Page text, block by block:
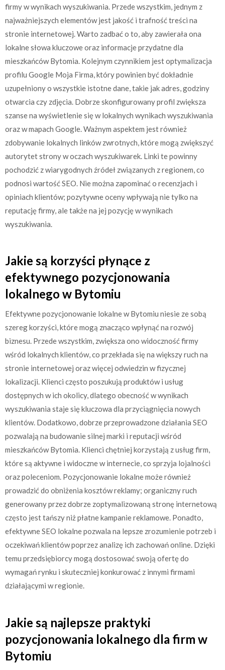
firmy w wynikach wyszukiwania. Przede wszystkim, jednym z
najważniejszych elementów jest jakość i trafność treści na
stronie internetowej. Warto zadbać o to, aby zawierała ona
lokalne słowa kluczowe oraz informacje przydatne dla
mieszkańców Bytomia. Kolejnym czynnikiem jest optymalizacja
profilu Google Moja Firma, który powinien być dokładnie
uzupełniony o wszystkie istotne dane, takie jak adres, godziny
otwarcia czy zdjęcia. Dobrze skonfigurowany profil zwiększa
szanse na wyświetlenie się w lokalnych wynikach wyszukiwania
oraz w mapach Google. Ważnym aspektem jest również
zdobywanie lokalnych linków zwrotnych, które mogą zwiększyć
autorytet strony w oczach wyszukiwarek. Linki te powinny
pochodzić z wiarygodnych źródeł związanych z regionem, co
podnosi wartość SEO. Nie można zapominać o recenzjach i
opiniach klientów; pozytywne oceny wpływają nie tylko na
reputację firmy, ale także na jej pozycję w wynikach
wyszukiwania.
Jakie są korzyści płynące z
efektywnego pozycjonowania
lokalnego w Bytomiu
Efektywne pozycjonowanie lokalne w Bytomiu niesie ze sobą
szereg korzyści, które mogą znacząco wpłynąć na rozwój
biznesu. Przede wszystkim, zwiększa ono widoczność firmy
wśród lokalnych klientów, co przekłada się na większy ruch na
stronie internetowej oraz więcej odwiedzin w fizycznej
lokalizacji. Klienci często poszukują produktów i usług
dostępnych w ich okolicy, dlatego obecność w wynikach
wyszukiwania staje się kluczowa dla przyciągnięcia nowych
klientów. Dodatkowo, dobrze przeprowadzone działania SEO
pozwalają na budowanie silnej marki i reputacji wśród
mieszkańców Bytomia. Klienci chętniej korzystają z usług firm,
które są aktywne i widoczne w internecie, co sprzyja lojalności
oraz poleceniom. Pozycjonowanie lokalne może również
prowadzić do obniżenia kosztów reklamy; organiczny ruch
generowany przez dobrze zoptymalizowaną stronę internetową
często jest tańszy niż płatne kampanie reklamowe. Ponadto,
efektywne SEO lokalne pozwala na lepsze zrozumienie potrzeb i
oczekiwań klientów poprzez analizę ich zachowań online. Dzięki
temu przedsiębiorcy mogą dostosować swoją ofertę do
wymagań rynku i skuteczniej konkurować z innymi firmami
działającymi w regionie.
Jakie są najlepsze praktyki
pozycjonowania lokalnego dla firm w
Bytomiu